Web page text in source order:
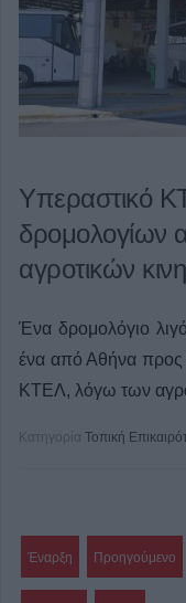
Υπεραστικό
δρομολογίων
αγροτικών
Ένα δρομολόγιο
ένα από Αθήνα προς
ΚΤΕΛ, λόγω των
Κατηγορία Τοπική
Έναρξη Προηγούμενο